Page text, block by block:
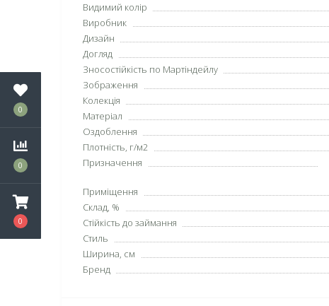
0
0
0
Видимий колір
Виробник
Дизайн
Догляд
Зносостійкість по Мартіндейлу
Зображення
Колекція
Матеріал
Оздоблення
Плотність, г/м2
Призначення
Приміщення
Склад, %
Стійкість до займання
Стиль
Ширина, см
Бренд